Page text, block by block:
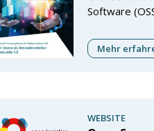
Software
Mehr
WEBSITE